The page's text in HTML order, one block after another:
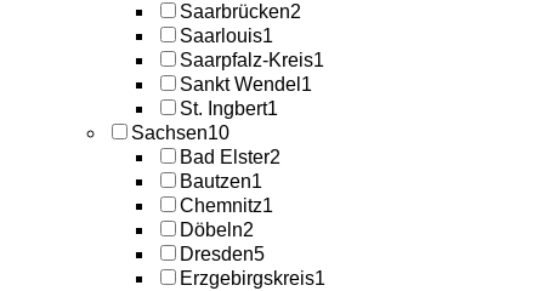
Saarbrücken2
Saarlouis1
Saarpfalz-Kreis1
Sankt Wendel 1
St. Ingbert1
Sachsen10
Bad Elster2
Bautzen1
Chemnitz1
Döbeln2
Dresden5
Erzgebirgskreis1